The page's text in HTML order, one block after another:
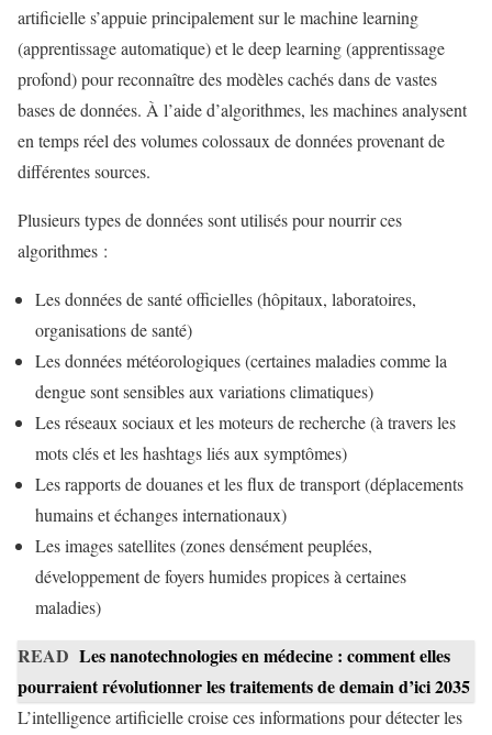
artificielle s’appuie principalement sur le machine learning
(apprentissage automatique) et le deep learning (apprentissage
profond) pour reconnaître des modèles cachés dans de vastes
bases de données. À l’aide d’algorithmes, les machines analysent
en temps réel des volumes colossaux de données provenant de
différentes sources.
Plusieurs types de données sont utilisés pour nourrir ces
algorithmes :
Les données de santé officielles (hôpitaux, laboratoires,
organisations de santé)
Les données météorologiques (certaines maladies comme la
dengue sont sensibles aux variations climatiques)
Les réseaux sociaux et les moteurs de recherche (à travers les
mots clés et les hashtags liés aux symptômes)
Les rapports de douanes et les flux de transport (déplacements
humains et échanges internationaux)
Les images satellites (zones densément peuplées,
développement de foyers humides propices à certaines
maladies)
READ Les nanotechnologies en médecine : comment elles
pourraient révolutionner les traitements de demain d’ici 2035
L’intelligence artificielle croise ces informations pour détecter les